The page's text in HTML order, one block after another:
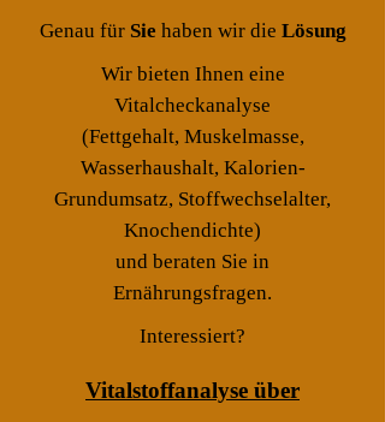
Genau für Sie haben wir die Lösung
Wir bieten Ihnen eine
Vitalcheckanalyse
(Fettgehalt, Muskelmasse,
Wasserhaushalt, Kalorien-
Grundumsatz, Stoffwechselalter,
Knochendichte)
und beraten Sie in
Ernährungsfragen.
Interessiert?
Vitalstoffanalyse über